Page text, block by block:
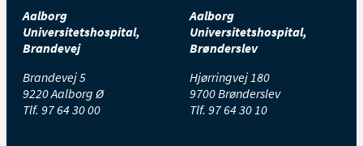
Aalborg
Universitetshospital,
Brandevej
Brandevej 5
9220 Aalborg Ø
Tlf. 97 64 30 00
Aalborg
Universitetshospital,
Brønderslev
Hjørringvej 180
9700 Brønderslev
Tlf. 97 64 30 10